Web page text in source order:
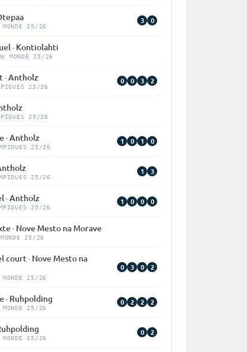
MONDE 25/26
3 0
· Kontiolahti
MONDE 25/26
· Antholz
25/26
0 0 3 2
25/26
· Antholz
25/26
1 0 1 0
25/26
1 3
· Antholz
25/26
1 0 0 0
· Nove Mesto na Morave
25/26
court · Nove Mesto na
MONDE 25/26
0 3 0 2
· Ruhpolding
MONDE 25/26
0 2 2 2
MONDE 25/26
0 2